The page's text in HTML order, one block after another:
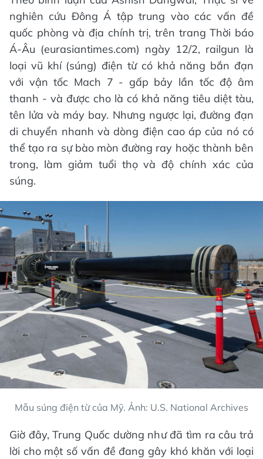
nghiên cứu Đông Á tập trung vào các vấn đề
quốc phòng và địa chính trị, trên trang Thời báo
Á-Âu (eurasiantimes.com) ngày 12/2, railgun là
loại vũ khí (súng) điện từ có khả năng bắn đạn
với vận tốc Mach 7 - gấp bảy lần tốc độ âm
thanh - và được cho là có khả năng tiêu diệt tàu,
tên lửa và máy bay. Nhưng ngược lại, đường đạn
di chuyển nhanh và dòng điện cao áp của nó có
thể tạo ra sự bào mòn đường ray hoặc thành bên
trong, làm giảm tuổi thọ và độ chính xác của
súng.
Mẫu súng điện từ của Mỹ. Ảnh: U.S. National Archives
Giờ đây, Trung Quốc dường như đã tìm ra câu trả
lời cho một số vấn đề đang gây khó khăn với loại